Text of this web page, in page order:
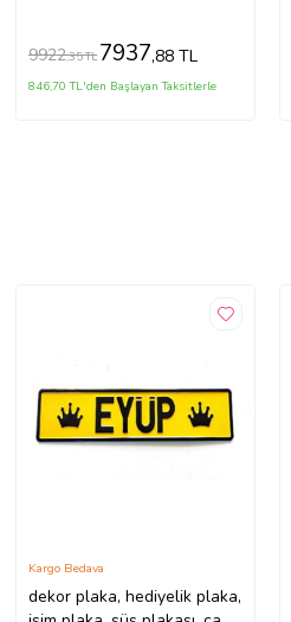
9922,35 TL 7937,88 TL
846,70 TL'den Başlayan Taksitlerle
dekor plaka, hediyelik plaka,
Kargo Bedava